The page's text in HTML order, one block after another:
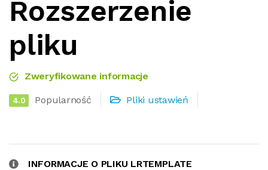
Rozszerzenie
pliku
Zweryfikowane informacje
4.0 Popularność Pliki ustawień
INFORMACJE O PLIKU LRTEMPLATE